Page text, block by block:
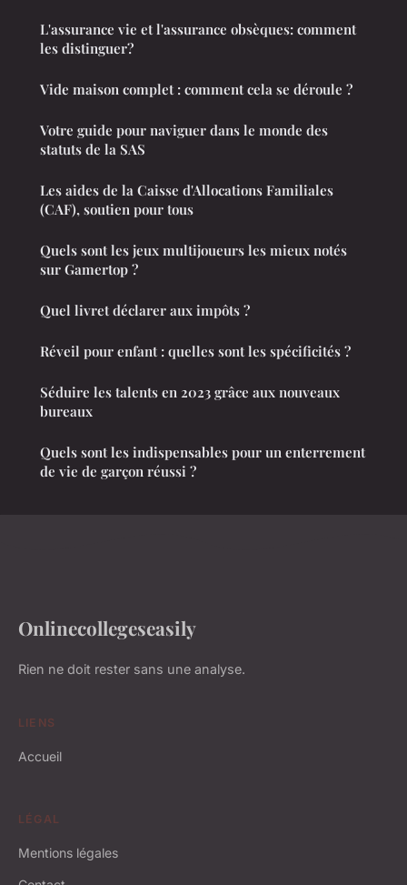
L'assurance vie et l'assurance obsèques: comment
les distinguer?
Vide maison complet : comment cela se déroule ?
Votre guide pour naviguer dans le monde des
statuts de la SAS
Les aides de la Caisse d'Allocations Familiales
(CAF), soutien pour tous
Quels sont les jeux multijoueurs les mieux notés
sur Gamertop ?
Quel livret déclarer aux impôts ?
Réveil pour enfant : quelles sont les spécificités ?
Séduire les talents en 2023 grâce aux nouveaux
bureaux
Quels sont les indispensables pour un enterrement
de vie de garçon réussi ?
Onlinecollegeseasily
Rien ne doit rester sans une analyse.
LIENS
Accueil
LÉGAL
Mentions légales